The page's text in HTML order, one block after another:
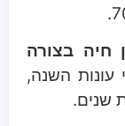
חיה בצורה
השנה,
שנים.